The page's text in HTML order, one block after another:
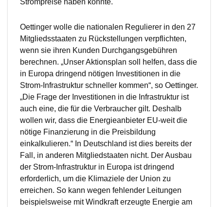
Strompreise haben könnte.
Oettinger wolle die nationalen Regulierer in den 27
Mitgliedsstaaten zu Rückstellungen verpflichten,
wenn sie ihren Kunden Durchgangsgebühren
berechnen. „Unser Aktionsplan soll helfen, dass die
in Europa dringend nötigen Investitionen in die
Strom-Infrastruktur schneller kommen“, so Oettinger.
„Die Frage der Investitionen in die Infrastruktur ist
auch eine, die für die Verbraucher gilt. Deshalb
wollen wir, dass die Energieanbieter EU-weit die
nötige Finanzierung in die Preisbildung
einkalkulieren.“ In Deutschland ist dies bereits der
Fall, in anderen Mitgliedstaaten nicht. Der Ausbau
der Strom-Infrastruktur in Europa ist dringend
erforderlich, um die Klimaziele der Union zu
erreichen. So kann wegen fehlender Leitungen
beispielsweise mit Windkraft erzeugte Energie am